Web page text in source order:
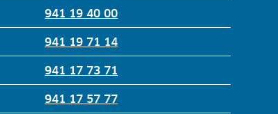
941 19 40 00
941 19 71 14
941 17 73 71
941 17 57 77